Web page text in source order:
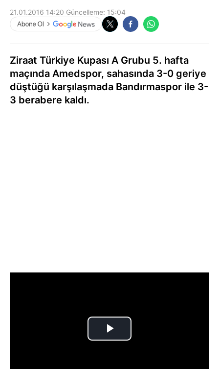
21.01.2016 14:20 Güncelleme: 15:04
Ziraat Türkiye Kupası A Grubu 5. hafta
maçında Amedspor, sahasında 3-0 geriye
düştüğü karşılaşmada Bandırmaspor ile 3-
3 berabere kaldı.